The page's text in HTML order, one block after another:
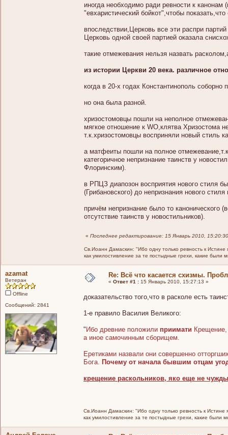
иногда необходимо ради ревности к
"евхаристический бойкот",чтобы
впоследствии,Церковь все эти распри
Церковь одной своей партией оказала
такие отмежевания нельзя назвать
из истории Церкви 20 века. различное
когда в 20-х годах Константинополь соборно
но она была разной.
хризостомовцы пошли на неполное
мягкое отношение к WO,клятва Хризостома
т.к.хризостомовцы восприняли новый стиль
а матфеиты пошли на полное
категоричное непризнание таинств у
Флоринским).
в РПЦЗ диапозон восприятия нового стиля
(Грибановского) до непризнания нового
причём непризнание было то канонического
отсутствие таинств у новостильников).
« Последнее редактирование: 15 Январь 2010,
Св.Иоанн Дамаскин: "Ибо одну только ревность к
как умилостивление за те постыдные грехи, какие были
azamat
Ветеран
Offline
Сообщений: 2841
Re: Всё что касается схизмы.
« Ответ #1 : 15 Январь 2010, 15:27:13 »
доказательство того,что в расколе есть
1-е правило Василия Великого:
"Ибо древние положили приимати
а иное самочинным сборищем.
Еретиками назвали они совершенно
Бога. Почему от начала бывшим отцам
крещение раскольников, яко еще не
Св.Иоанн Дамаскин: "Ибо одну только ревность к
как умилостивление за те постыдные грехи, какие были